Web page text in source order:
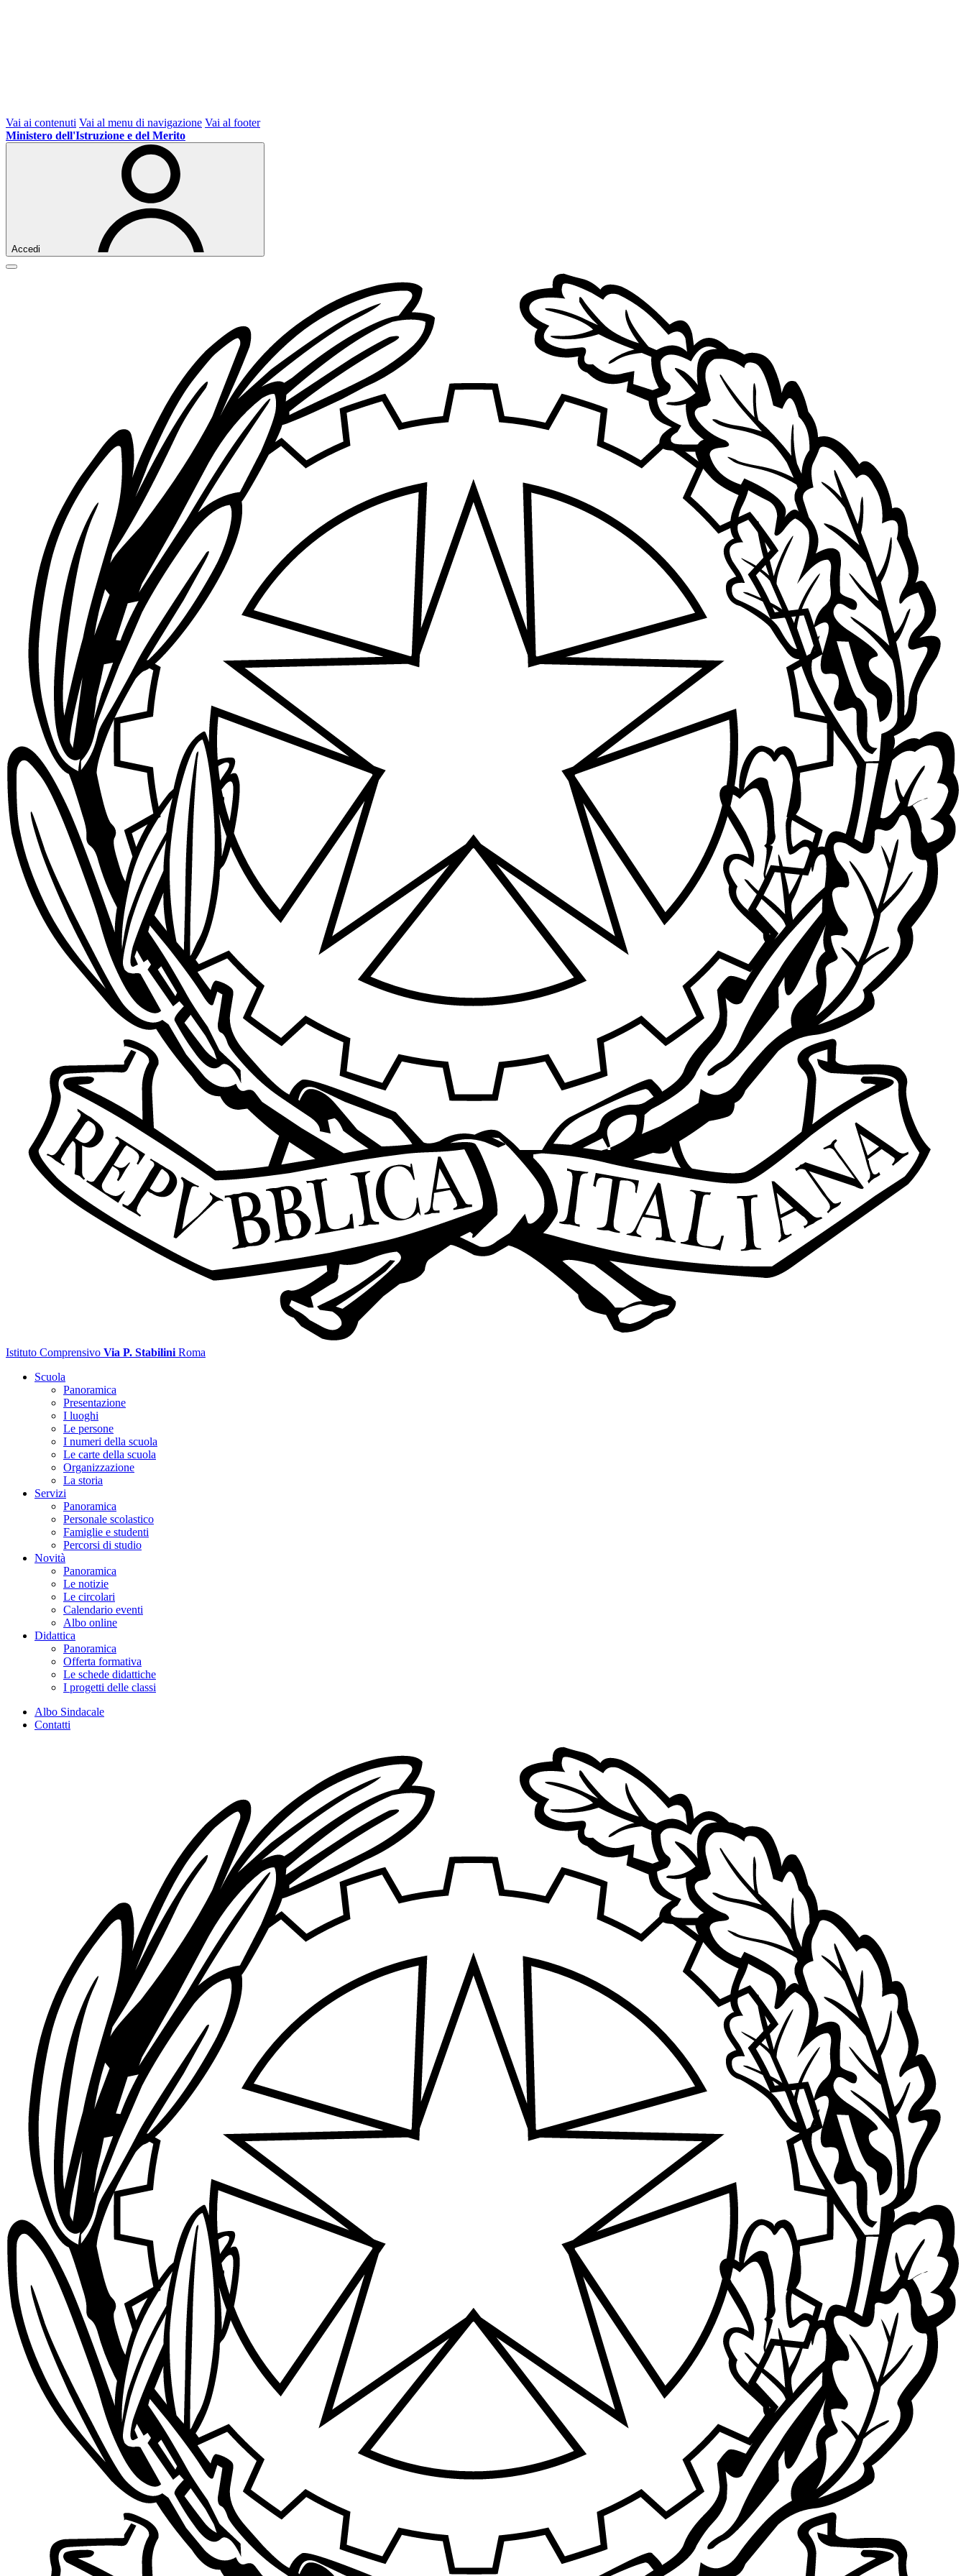
Vai ai contenuti Vai al menu di navigazione Vai al footer
Ministero dell'Istruzione e del Merito
Accedi
Istituto Comprensivo Via P. Stabilini Roma
Scuola
Panoramica
Presentazione
I luoghi
Le persone
I numeri della scuola
Le carte della scuola
Organizzazione
La storia
Servizi
Panoramica
Personale scolastico
Famiglie e studenti
Percorsi di studio
Novità
Panoramica
Le notizie
Le circolari
Calendario eventi
Albo online
Didattica
Panoramica
Offerta formativa
Le schede didattiche
I progetti delle classi
Albo Sindacale
Contatti